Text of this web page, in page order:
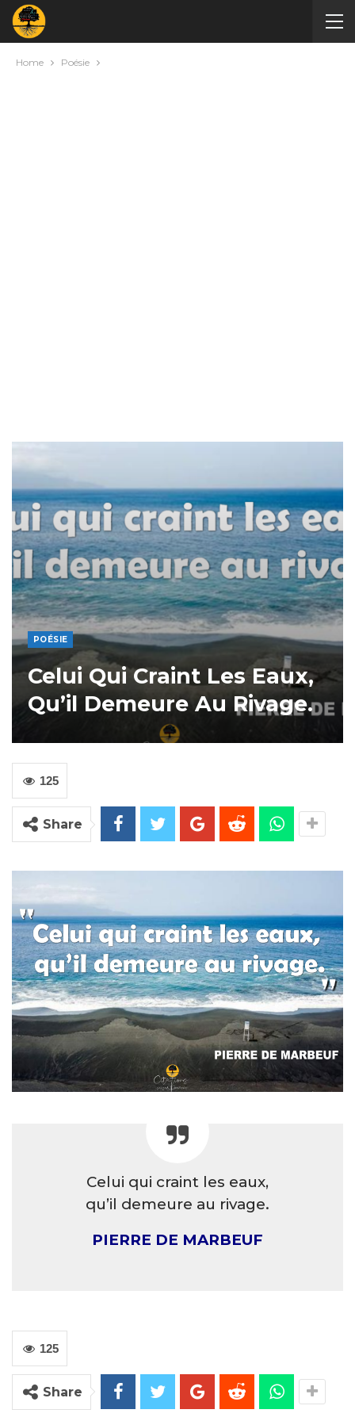
Home Poésie
POÉSIE
Celui Qui Craint Les Eaux,
Qu’il Demeure Au Rivage.
125
Share
Celui qui craint les eaux,
qu’il demeure au rivage.
PIERRE DE MARBEUF
125
Share